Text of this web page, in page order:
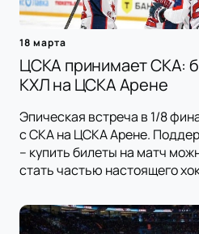
18 марта
ЦСКА принимает СКА:
КХЛ на ЦСКА Арене
Эпическая встреча в 1/8
с СКА на ЦСКА Арене.
– купить билеты на матч
стать частью настоящего